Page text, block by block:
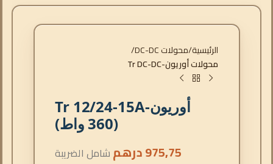
الرئيسية محولات DC-DC
محولات أوريون-Tr DC-DC
أوريون-Tr 12/24-15A
(360 واط)
975,75درهم شامل الضريبة